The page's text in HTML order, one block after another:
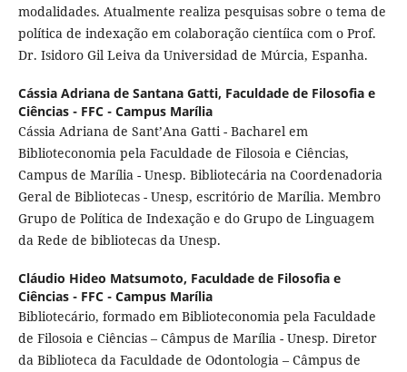
modalidades. Atualmente realiza pesquisas sobre o tema de
política de indexação em colaboração cientíica com o Prof.
Dr. Isidoro Gil Leiva da Universidad de Múrcia, Espanha.
Cássia Adriana de Santana Gatti, Faculdade de Filosofia e
Ciências - FFC - Campus Marília
Cássia Adriana de Sant’Ana Gatti - Bacharel em
Biblioteconomia pela Faculdade de Filosoia e Ciências,
Campus de Marília - Unesp. Bibliotecária na Coordenadoria
Geral de Bibliotecas - Unesp, escritório de Marília. Membro
Grupo de Política de Indexação e do Grupo de Linguagem
da Rede de bibliotecas da Unesp.
Cláudio Hideo Matsumoto, Faculdade de Filosofia e
Ciências - FFC - Campus Marília
Bibliotecário, formado em Biblioteconomia pela Faculdade
de Filosoia e Ciências – Câmpus de Marília - Unesp. Diretor
da Biblioteca da Faculdade de Odontologia – Câmpus de